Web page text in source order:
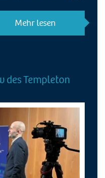
Mehr lesen
des Templeton